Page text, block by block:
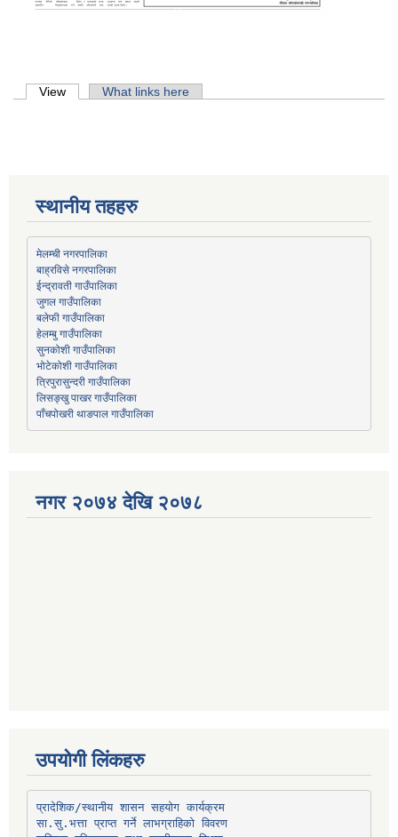
Primary tabs
View (active tab)What links here
स्थानीय तहहरु
मेलम्ची नगरपालिका
बाह्रविसे नगरपालिका
ईन्द्रावती गाउँपालिका
जुगल गाउँपालिका
बलेफी गाउँपालिका
हेलम्बु गाउँपालिका
सुनकोशी गाउँपालिका
भोटेकोशी गाउँपालिका
त्रिपुरासुन्दरी गाउँपालिका
लिसङ्खु पाखर गाउँपालिका
पाँचपोखरी थाङपाल गाउँपालिका
नगर २०७४ देखि २०७८
उपयोगी लिंकहरु
प्रादेशिक/स्थानीय शासन सहयोग कार्यक्रम
सा.सु.भत्ता प्राप्त गर्ने लाभग्राहिको विवरण